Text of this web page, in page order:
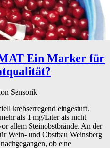
Ein Marker für
Sensorik
krebserregend eingestuft.
als 1 mg/Liter als nicht
allem Steinobstbrände. An der
Wein- und Obstbau Weinsberg
ob eine